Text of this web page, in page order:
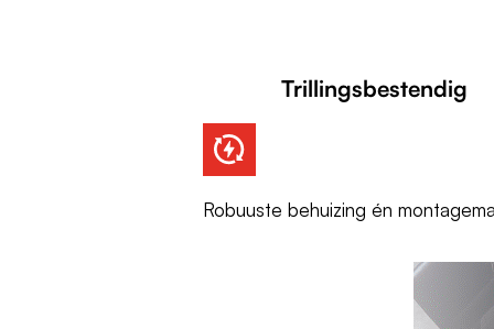
Trillingsbestendig
Robuuste behuizing én